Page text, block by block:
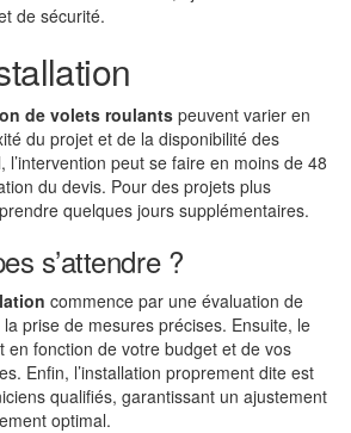
de sécurité.
de volets roulantspeuvent varier en
du projet et de la disponibilité des
l’intervention peut se faire en moins de 48
du devis. Pour des projets plus
quelques jours supplémentaires.
s’attendre ?
commence par une évaluation de
prise de mesures précises. Ensuite, le
en fonction de votre budget et de vos
Enfin, l’installation proprement dite est
qualifiés, garantissant un ajustement
optimal.